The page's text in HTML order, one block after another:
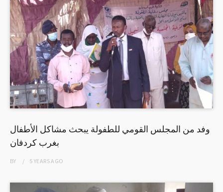
وفد من المجلس القومي للطفولة يبحث مشاكل الأطفال
بغرب كردفان
BY 5 YEARSAGO